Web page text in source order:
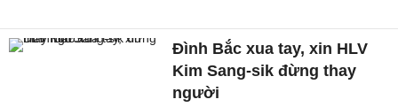
Đình Bắc xua tay, xin HLV
Kim Sang-sik đừng thay
người